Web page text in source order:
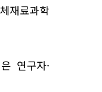
재료과학
연구자·